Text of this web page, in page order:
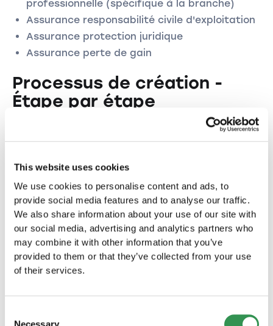
This website uses cookies
We use cookies to personalise content and ads, to
provide social media features and to analyse our traffic.
We also share information about your use of our site with
our social media, advertising and analytics partners who
may combine it with other information that you’ve
provided to them or that they’ve collected from your use
of their services.
Necessary
professionnelle (spécifique à la branche)
Assurance responsabilité civile d'exploitation
Assurance protection juridique
Assurance perte de gain
Processus de création -
Étape par étape
Développer l'idée commerciale
Déterminer les associés
Prendre la décision sur la forme juridique
2. Création de documents
Documentation nécessaire :
Établir le contrat de société